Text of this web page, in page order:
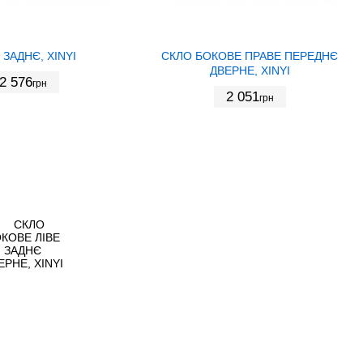
XINYI
576грн
СКЛО БОКОВЕ ПРАВЕ ПЕРЕДНЄ
ДВЕРНЕ, XINYI
2 051грн